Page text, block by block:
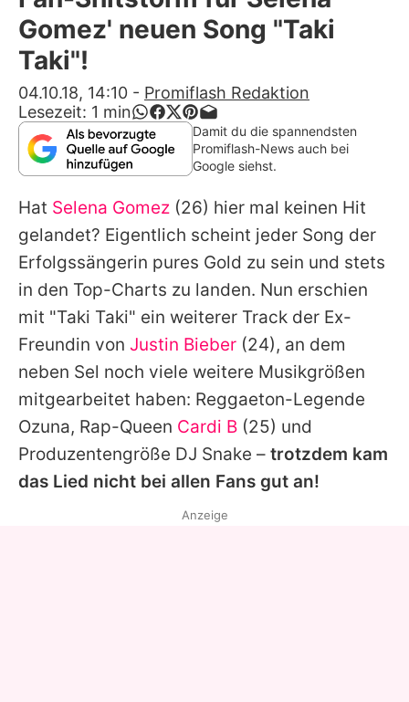
Alle Themen auf Promiflash
App runterladen
Team
Redaktionelle Richtlinien
Impressum
Datenschutzerklärung
Nutzungsbedingungen
Utiq verwalten
Gomez' neuen Song "Taki
Taki"!
04.10.18, 14:10 - Promiflash Redaktion
Lesezeit: 1 min
Damit du die spannendsten
Promiflash-News auch bei
Google siehst.
Hat Selena Gomez (26) hier mal keinen Hit
gelandet? Eigentlich scheint jeder Song der
Erfolgssängerin pures Gold zu sein und stets
in den Top-Charts zu landen. Nun erschien
mit "Taki Taki" ein weiterer Track der Ex-
Freundin von Justin Bieber (24), an dem
neben Sel noch viele weitere Musikgrößen
mitgearbeitet haben: Reggaeton-Legende
Ozuna, Rap-Queen Cardi B (25) und
Produzentengröße DJ Snake – trotzdem kam
das Lied nicht bei allen Fans gut an!
Anzeige